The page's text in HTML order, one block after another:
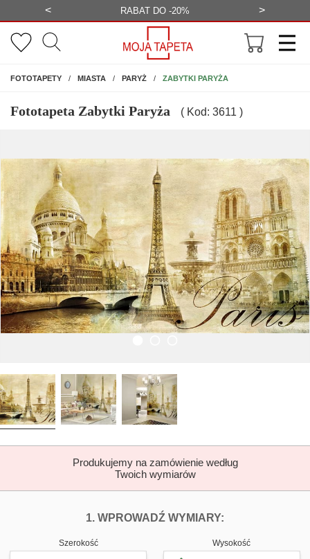
< BEZPŁATNA WIZUALIZACJA >
FOTOTAPETYNA ŚCIANĘ
MIASTA PARYŻ ZABYTKI PARYŻA
Fototapeta Zabytki Paryża ( Kod: 3611 )
Produkujemy na zamówienie według
Twoich wymiarów
1. WPROWADŹ WYMIARY:
Szerokość Wysokość